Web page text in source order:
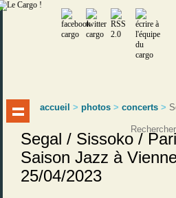
accueil >photos >concerts >
Segal / Sissoko /
Saison Jazz à
25/04/2023